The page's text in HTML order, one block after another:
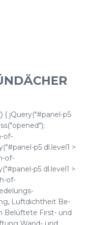
{ jQuery("#panel-p5
of-
p5 dl.level1 >
of-
p5 dl.level1 >
of-
Luftdichtheit Be-
Belüftete First- und